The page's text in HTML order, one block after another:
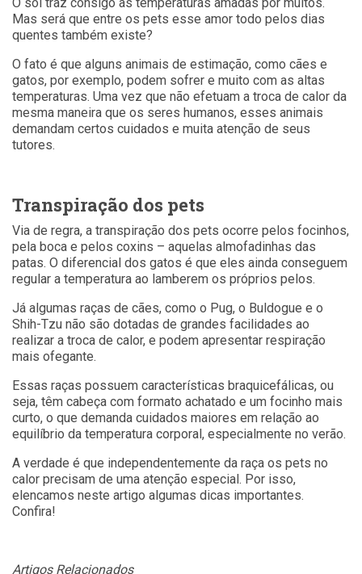
Mas será que entre os pets esse amor todo pelos dias
quentes também existe?
O fato é que alguns animais de estimação, como cães e
gatos, por exemplo, podem sofrer e muito com as altas
temperaturas. Uma vez que não efetuam a troca de calor da
mesma maneira que os seres humanos, esses animais
demandam certos cuidados e muita atenção de seus
tutores.
Transpiração dos pets
Via de regra, a transpiração dos pets ocorre pelos focinhos,
pela boca e pelos coxins – aquelas almofadinhas das
patas. O diferencial dos gatos é que eles ainda conseguem
regular a temperatura ao lamberem os próprios pelos.
Já algumas raças de cães, como o Pug, o Buldogue e o
Shih-Tzu não são dotadas de grandes facilidades ao
realizar a troca de calor, e podem apresentar respiração
mais ofegante.
Essas raças possuem características braquicefálicas, ou
seja, têm cabeça com formato achatado e um focinho mais
curto, o que demanda cuidados maiores em relação ao
equilíbrio da temperatura corporal, especialmente no verão.
A verdade é que independentemente da raça os pets no
calor precisam de uma atenção especial. Por isso,
elencamos neste artigo algumas dicas importantes.
Confira!
Artigos Relacionados